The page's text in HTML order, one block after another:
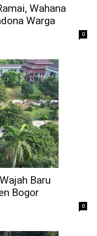
Wahana
Warga
0
Baru
Bogor
0